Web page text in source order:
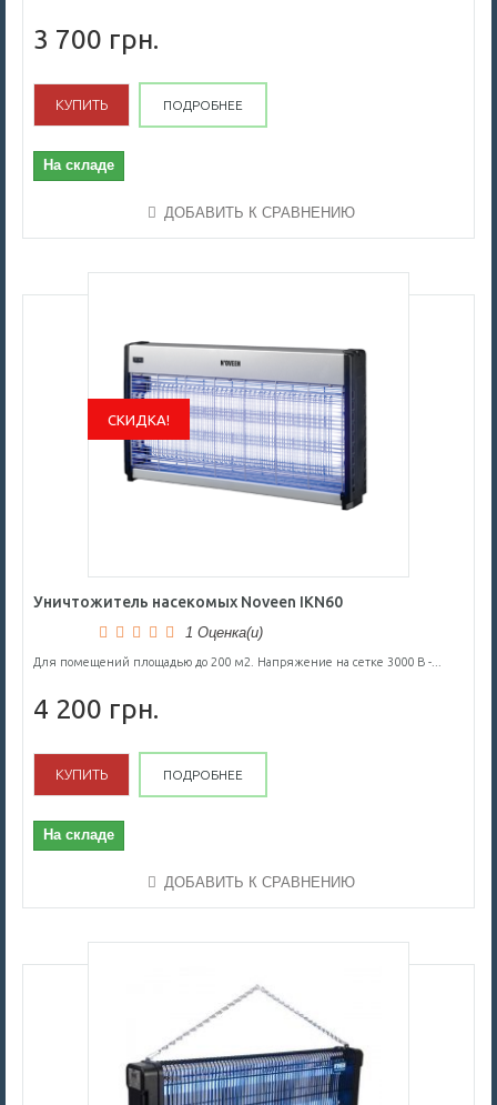
3 700 грн.
КУПИТЬ ПОДРОБНЕЕ
На складе
ДОБАВИТЬ К СРАВНЕНИЮ
СКИДКА!
Уничтожитель насекомых Noveen IKN60
1 Оценка(и)
Для помещений площадью до 200 м2. Напряжение на сетке 3000 В -...
4 200 грн.
КУПИТЬ ПОДРОБНЕЕ
На складе
ДОБАВИТЬ К СРАВНЕНИЮ